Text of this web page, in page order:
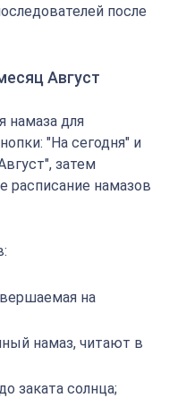
после
Август
намаза для
"На сегодня" и
затем
расписание намазов
на
намаз, читают в
заката солнца;